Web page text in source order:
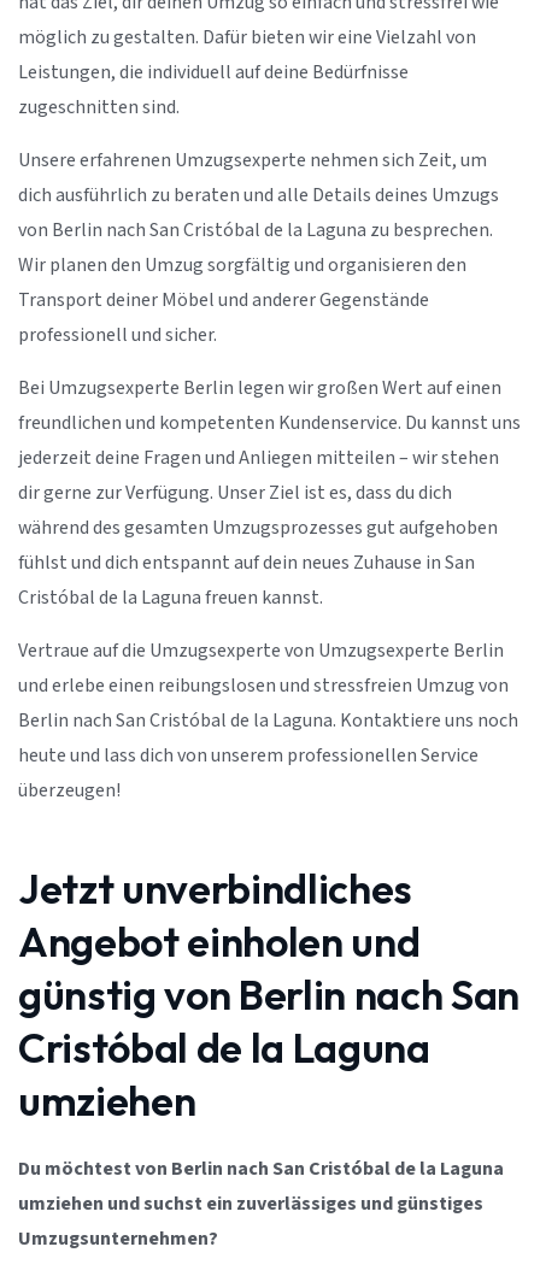
möglich zu gestalten. Dafür bieten wir eine Vielzahl von
Leistungen, die individuell auf deine Bedürfnisse
zugeschnitten sind.
Unsere erfahrenen Umzugsexperte nehmen sich Zeit, um
dich ausführlich zu beraten und alle Details deines Umzugs
von Berlin nach San Cristóbal de la Laguna zu besprechen.
Wir planen den Umzug sorgfältig und organisieren den
Transport deiner Möbel und anderer Gegenstände
professionell und sicher.
Bei Umzugsexperte Berlin legen wir großen Wert auf einen
freundlichen und kompetenten Kundenservice. Du kannst uns
jederzeit deine Fragen und Anliegen mitteilen – wir stehen
dir gerne zur Verfügung. Unser Ziel ist es, dass du dich
während des gesamten Umzugsprozesses gut aufgehoben
fühlst und dich entspannt auf dein neues Zuhause in San
Cristóbal de la Laguna freuen kannst.
Vertraue auf die Umzugsexperte von Umzugsexperte Berlin
und erlebe einen reibungslosen und stressfreien Umzug von
Berlin nach San Cristóbal de la Laguna. Kontaktiere uns noch
heute und lass dich von unserem professionellen Service
überzeugen!
Jetzt unverbindliches
Angebot einholen und
günstig von Berlin nach San
Cristóbal de la Laguna
umziehen
Du möchtest von Berlin nach San Cristóbal de la Laguna
umziehen und suchst ein zuverlässiges und günstiges
Umzugsunternehmen?